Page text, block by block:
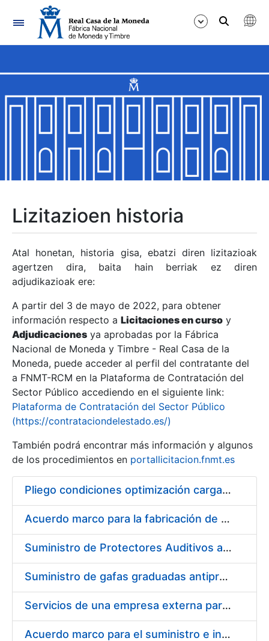
Nabigazioa
Erakutsi/Ezkutatu
Erakutsi/Ezkutatu
Erakutsi/Ezkutatu
Erakutsi/Ezkutatu
Erakutsi/Ezkutatu
Erakutsi/Ezkutatu
Erakutsi/Ezkutatu
Erakutsi/Ezkutatu
Lizitazioen historia
Atal honetan, historia gisa, ebatzi diren lizitazioak
agertzen dira, baita hain berriak ez diren
adjudikazioak ere:
A partir del 3 de mayo de 2022, para obtener
información respecto a Licitaciones en curso y
Adjudicaciones ya aprobadas por la Fábrica
Nacional de Moneda y Timbre - Real Casa de la
Moneda, puede acceder al perfil del contratante del
a FNMT-RCM en la Plataforma de Contratación del
Sector Público accediendo en el siguiente link:
Plataforma de Contratación del Sector Público
(https://contrataciondelestado.es/)
También podrá encontrar más información y algunos
de los procedimientos en portallicitacion.fnmt.es
Pliego condiciones optimización cargas compras firmado
Acuerdo marco para la fabricación de piezas
Suministro de Protectores Auditivos a medida para las personas trabajadoras de los Centros de Trabajo de Madrid y Burgos
Suministro de gafas graduadas antiproyecciones para los trabajadores de la FNMT-RCM en los centros de trabajo de Madrid y Burgos
Servicios de una empresa externa para el asesoramiento y resolución de los recursos de alzada que se presentan relacionados con procesos de selección para la FNMT-RCM
Acuerdo marco para el suministro e instalación de persianas, estores y otros complementos